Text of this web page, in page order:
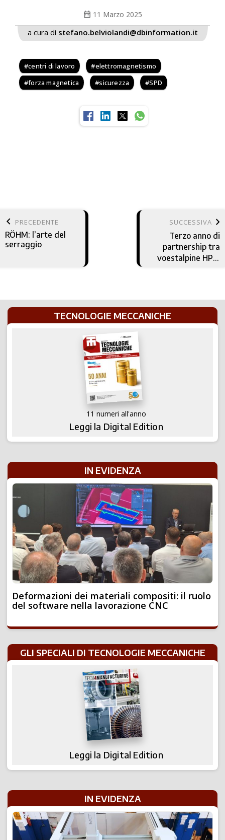
calendar_month 11 Marzo 2025
a cura di stefano.belviolandi@dbinformation.it
centri di lavoro
elettromagnetismo
forza magnetica
sicurezza SPD
keyboard_arrow_left PRECEDENTE
RÖHM: l’arte del
serraggio
SUCCESSIVA keyboard_arrow_right
Terzo anno di
partnership tra
voestalpine HPM
TECNOLOGIE MECCANICHE
11 numeri all'anno
Leggi la Digital Edition
IN EVIDENZA
Deformazioni dei materiali compositi: il ruolo
del software nella lavorazione CNC
GLI SPECIALI DI TECNOLOGIE MECCANICHE
Leggi la Digital Edition
IN EVIDENZA